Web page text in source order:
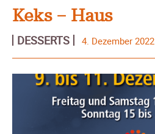
Keks – Haus
DESSERTS 4. Dezember 2022